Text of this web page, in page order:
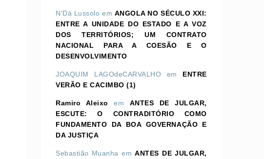
N'Dá Lussolo em ANGOLA NO SÉCULO XXI:
ENTRE A UNIDADE DO ESTADO E A VOZ
DOS TERRITÓRIOS; UM CONTRATO
NACIONAL PARA A COESÃO E O
DESENVOLVIMENTO
JOAQUIM LAGOdeCARVALHO em ENTRE
VERÃO E CACIMBO (1)
Ramiro Aleixo em ANTES DE JULGAR,
ESCUTE: O CONTRADITÓRIO COMO
FUNDAMENTO DA BOA GOVERNAÇÃO E
DA JUSTIÇA
Sebastião Muanha emANTES DE JULGAR,